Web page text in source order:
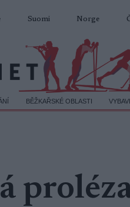
Suomi Norge
BĚŽKAŘSKÉ OBLASTI